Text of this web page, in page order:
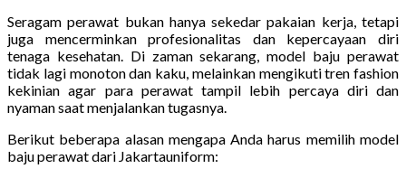
Seragam perawat bukan hanya sekedar pakaian kerja, tetapi
juga mencerminkan profesionalitas dan kepercayaan diri
tenaga kesehatan. Di zaman sekarang, model baju perawat
tidak lagi monoton dan kaku, melainkan mengikuti tren fashion
kekinian agar para perawat tampil lebih percaya diri dan
nyaman saat menjalankan tugasnya.
Berikut beberapa alasan mengapa Anda harus memilih model
baju perawat dari Jakartauniform: